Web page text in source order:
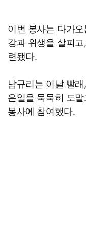
이번 봉사는 다가
강과 위생을 살피
련됐다.
남규리는 이날 빨
은일을 묵묵히 도
봉사에 참여했다.